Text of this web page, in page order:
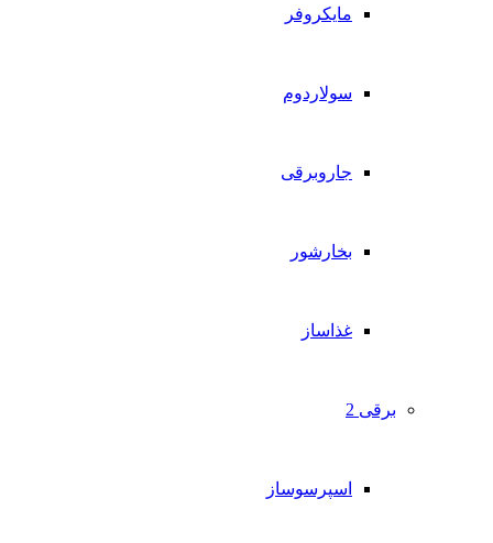
مایکروفر
سولاردوم
جاروبرقی
بخارشور
غذاساز
برقی 2
اسپرسوساز